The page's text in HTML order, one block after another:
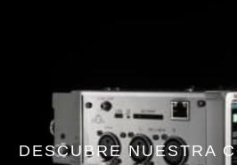
DESCUBRE NUESTRA